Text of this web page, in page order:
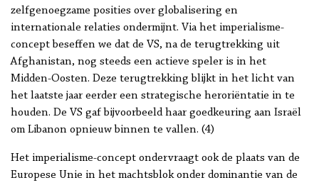
zelfgenoegzame posities over globalisering en
internationale relaties ondermijnt. Via het imperialisme-
concept beseffen we dat de VS, na de terugtrekking uit
Afghanistan, nog steeds een actieve speler is in het
Midden-Oosten. Deze terugtrekking blijkt in het licht van
het laatste jaar eerder een strategische heroriëntatie in te
houden. De VS gaf bijvoorbeeld haar goedkeuring aan Israël
om Libanon opnieuw binnen te vallen. (4)
Het imperialisme-concept ondervraagt ook de plaats van de
Europese Unie in het machtsblok onder dominantie van de